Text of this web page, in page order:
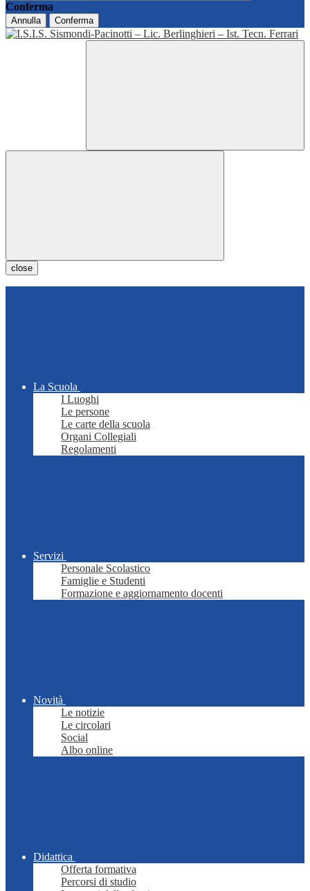
Conferma
Annulla Conferma
close
La Scuola
I Luoghi
Le persone
Le carte della scuola
Organi Collegiali
Regolamenti
Servizi
Personale Scolastico
Famiglie e Studenti
Formazione e aggiornamento docenti
Novità
Le notizie
Le circolari
Social
Albo online
Didattica
Offerta formativa
Percorsi di studio